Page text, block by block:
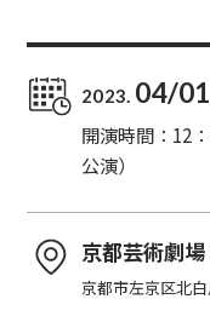
学生生活・就職
入試情報
2023. 04/01
開演時間：
公演）
京都芸術劇
京都市左京区北